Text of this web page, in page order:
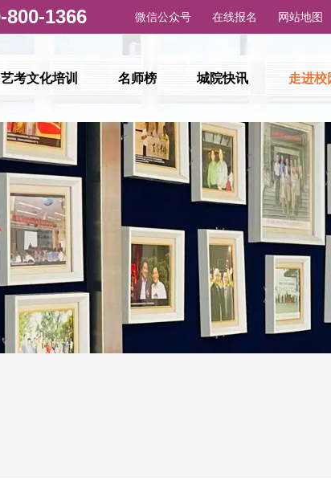
网站地图
在线报名
微信公众号
艺考文化培训 名师榜 城院快讯 走进校